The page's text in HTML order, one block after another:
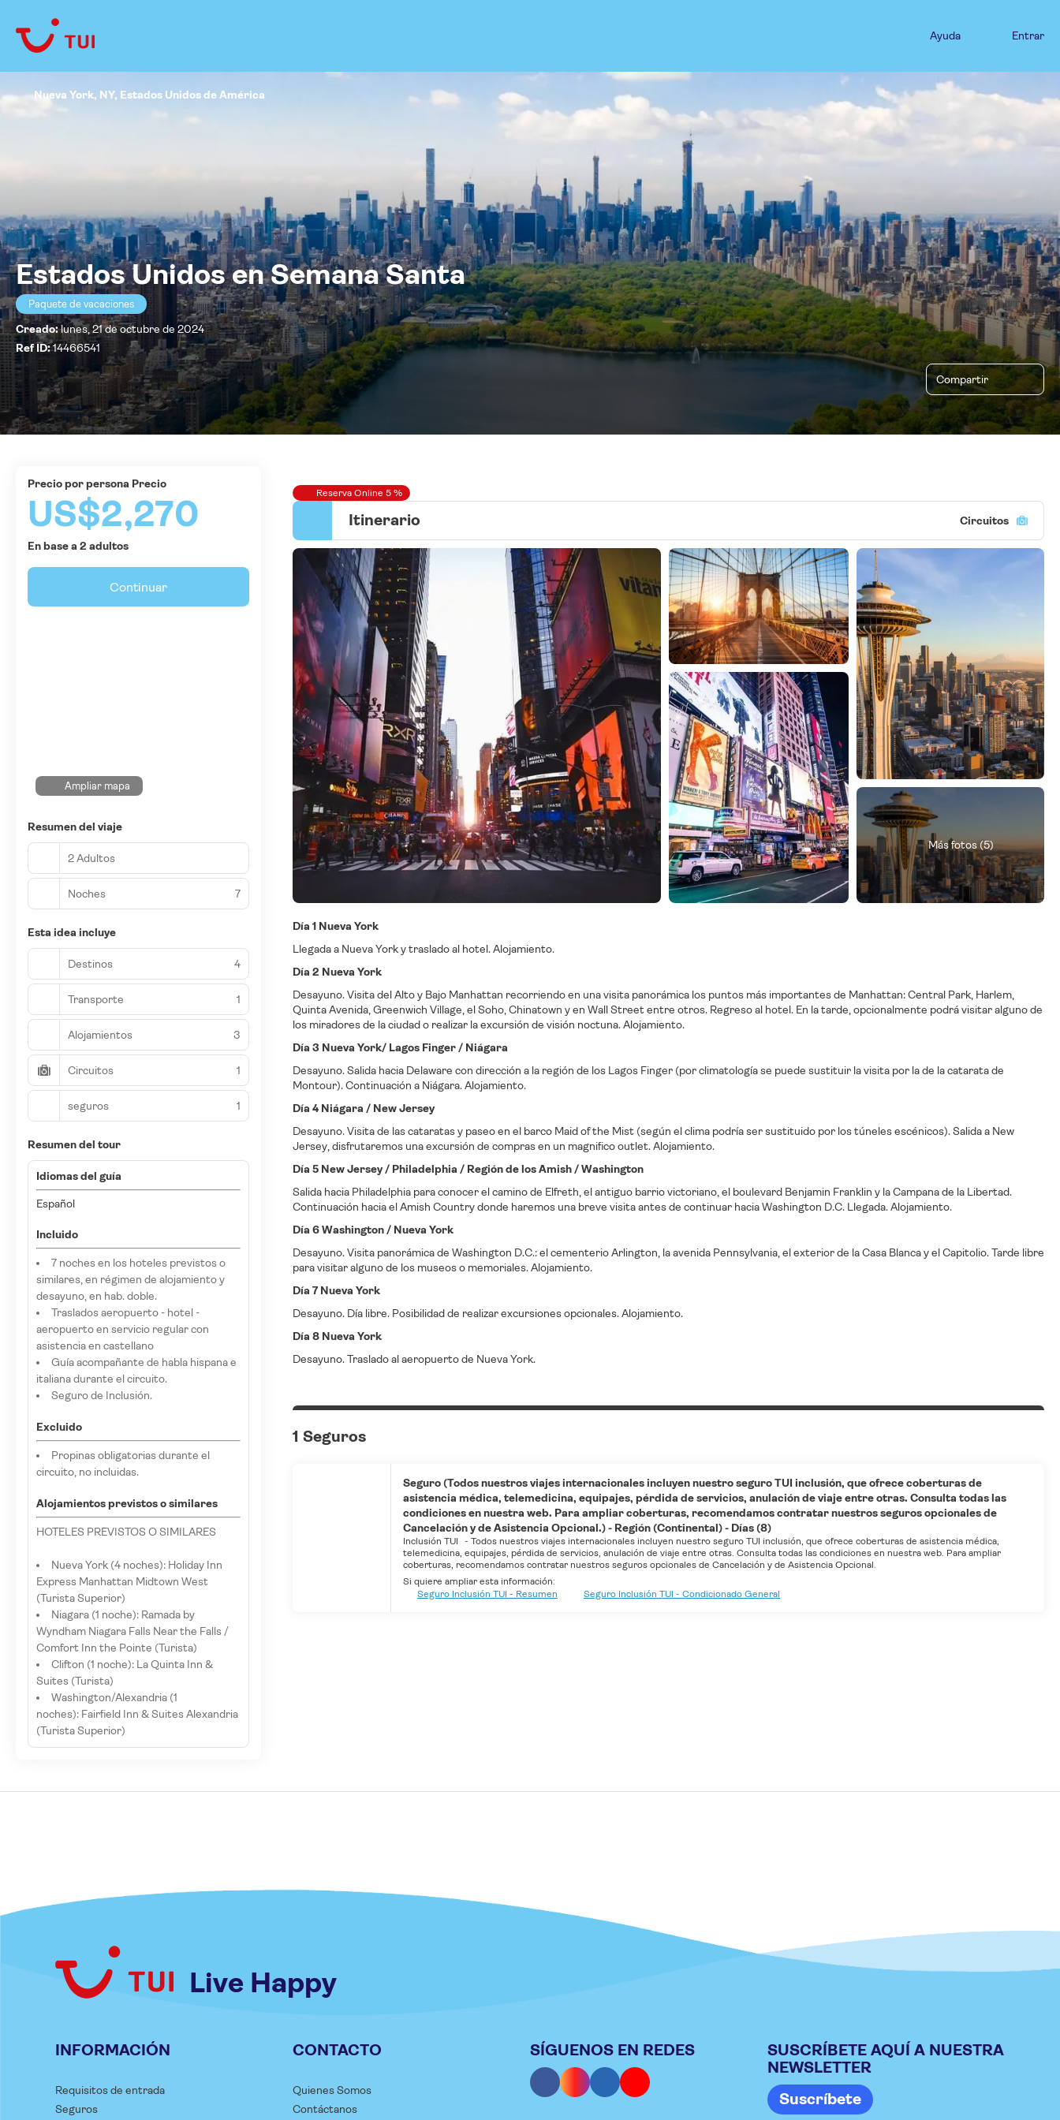
Ayuda Entrar
Estados Unidos en Semana Santa
Paquete de vacaciones
Creado:lunes, 21 de octubre de 2024
Ref ID:14466541
Compartir
Nueva York, NY, Estados Unidos de América
Reserva Online 5 %
Itinerario Circuitos
Más fotos (5)
Día 1 Nueva York
Llegada a Nueva York y traslado al hotel. Alojamiento.
Día 2 Nueva York
Desayuno. Visita del Alto y Bajo Manhattan recorriendo en una visita panorámica los puntos más importantes de Manhattan: Central Park, Harlem,
Quinta Avenida, Greenwich Village, el Soho, Chinatown y en Wall Street entre otros. Regreso al hotel. En la tarde, opcionalmente podrá visitar alguno de
los miradores de la ciudad o realizar la excursión de visión noctuna. Alojamiento.
Día 3 Nueva York/ Lagos Finger / Niágara
Desayuno. Salida hacia Delaware con dirección a la región de los Lagos Finger (por climatología se puede sustituir la visita por la de la catarata de
Montour). Continuación a Niágara. Alojamiento.
Día 4 Niágara / New Jersey
Desayuno. Visita de las cataratas y paseo en el barco Maid of the Mist (según el clima podría ser sustituido por los túneles escénicos). Salida a New
Jersey, disfrutaremos una excursión de compras en un magnifico outlet. Alojamiento.
Día 5 New Jersey / Philadelphia / Región de los Amish / Washington
Salida hacia Philadelphia para conocer el camino de Elfreth, el antiguo barrio victoriano, el boulevard Benjamin Franklin y la Campana de la Libertad.
Continuación hacia el Amish Country donde haremos una breve visita antes de continuar hacia Washington D.C. Llegada. Alojamiento.
Día 6 Washington / Nueva York
Desayuno. Visita panorámica de Washington D.C.: el cementerio Arlington, la avenida Pennsylvania, el exterior de la Casa Blanca y el Capitolio. Tarde libre
para visitar alguno de los museos o memoriales. Alojamiento.
Día 7 Nueva York
Desayuno. Día libre. Posibilidad de realizar excursiones opcionales. Alojamiento.
Día 8 Nueva York
Desayuno. Traslado al aeropuerto de Nueva York.
1 Seguros
Seguro (Todos nuestros viajes internacionales incluyen nuestro seguro TUI inclusión, que ofrece coberturas de
asistencia médica, telemedicina, equipajes, pérdida de servicios, anulación de viaje entre otras. Consulta todas las
condiciones en nuestra web. Para ampliar coberturas, recomendamos contratar nuestros seguros opcionales de
Cancelación y de Asistencia Opcional.) - Región (Continental) - Días (8)
Inclusión TUI - Todos nuestros viajes internacionales incluyen nuestro seguro TUI inclusión, que ofrece coberturas de asistencia médica,
telemedicina, equipajes, pérdida de servicios, anulación de viaje entre otras. Consulta todas las condiciones en nuestra web. Para ampliar
coberturas, recomendamos contratar nuestros seguros opcionales de Cancelación y de Asistencia Opcional.
Si quiere ampliar esta información:
Seguro Inclusión TUI - Resumen
Seguro Inclusión TUI - Condicionado General
precio por persona Precio
US$2,270
En base a 2 adultos
Continuar
Ampliar mapa
Resumen del viaje
2 Adultos
Noches 7
Esta idea incluye
Destinos 4
Transporte 1
Alojamientos 3
Circuitos 1
seguros 1
Resumen del tour
Idiomas del guía
Español
Incluido
7 noches en los hoteles previstos o
similares, en régimen de alojamiento y
desayuno, en hab. doble.
Traslados aeropuerto - hotel -
aeropuerto en servicio regular con
asistencia en castellano
Guía acompañante de habla hispana e
italiana durante el circuito.
Seguro de Inclusión.
Excluido
Propinas obligatorias durante el
circuito, no incluidas.
Alojamientos previstos o similares
HOTELES PREVISTOS O SIMILARES
Nueva York (4 noches): Holiday Inn
Express Manhattan Midtown West
(Turista Superior)
Niagara (1 noche): Ramada by
Wyndham Niagara Falls Near the Falls /
Comfort Inn the Pointe (Turista)
Clifton (1 noche): La Quinta Inn &
Suites (Turista)
Washington/Alexandria (1
noches): Fairfield Inn & Suites Alexandria
(Turista Superior)
Live Happy
INFORMACIÓN
Requisitos de entrada
Seguros
CONTACTO
Quienes Somos
Contáctanos
SÍGUENOS EN REDES
SUSCRÍBETE AQUÍ A NUESTRA
NEWSLETTER
Suscríbete